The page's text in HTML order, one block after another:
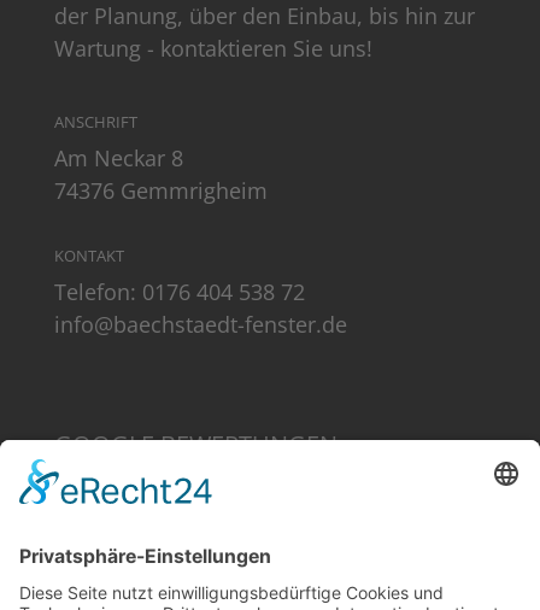
der Planung, über den Einbau, bis hin zur
Wartung - kontaktieren Sie uns!
ANSCHRIFT
Am Neckar 8
74376 Gemmrigheim
KONTAKT
Telefon: 0176 404 538 72
info@baechstaedt-fenster.de
GOOGLE BEWERTUNGEN
DATENSCHUTZ